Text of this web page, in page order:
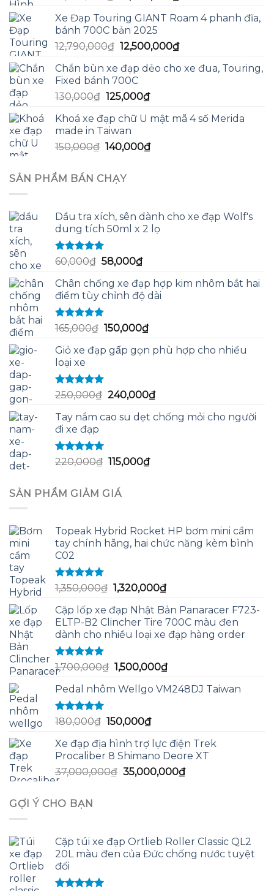
là:
13,590,000₫.
tại
13,200,000₫.
Xe Đạp Touring GIANT Roam 4 phanh đĩa,
bánh 700C bản 2025
12,790,000₫ Giá
là:
12,790,000₫.
12,500,000₫Giá
tại
Chắn bùn xe đạp dẻo cho xe đua, Touring,
Fixed bánh 700C
130,000₫ Giá
là:
130,000₫.
125,000₫Giá
tại
125,000₫.
Khoá xe đạp chữ U mật mã 4 số Merida
made in Taiwan
150,000₫ Giá
là:
150,000₫.
140,000₫Giá
SẢN PHẨM BÁN CHẠY
Dầu tra xích, sên dành cho xe đạp Wolf's
dung tích 50ml x 2 lọ
Được xếp
hạng
5.00
sao
60,000₫ Giá
là:
60,000₫.
58,000₫Giá
tại
là:
Chân chống xe đạp hợp kim nhôm bắt hai
điểm tùy chỉnh độ dài
Được xếp
hạng
5.005
sao
165,000₫ Giá
là:
150,000₫Giá
tại
Giỏ xe đạp gấp gọn phù hợp cho nhiều
loại xe
Được xếp
hạng
5
sao
250,000₫ Giá
là:
240,000₫Giá
tại
Tay nắm cao su dẹt chống mỏi cho người
đi xe đạp
Được xếp
hạng
5
220,000₫ Giá
là:
220,000₫.
115,000₫Giá
SẢN PHẨM GIẢM GIÁ
Topeak Hybrid Rocket HP bơm mini cầm
tay chính hãng, hai chức năng kèm bình
C02
Được xếp
hạng 5.00
sao
1,350,000₫ Giá
là:
1,350,000₫.
1,320,000₫Giá
tại
là:
1,320,000₫.
Cặp lốp xe đạp Nhật Bản Panaracer F723-
ELTP-B2 Clincher Tire 700C màu đen
dành cho nhiều loại xe đạp hàng order
Được xếp
hạng
5.00
sao
1,700,000₫ Giá
là:
1,500,000₫Giá
tại
Pedal nhôm Wellgo VM248DJ Taiwan
Được xếp
hạng
sao
180,000₫ Giá
là:
180,000₫.
150,000₫Giá
tại
là:
150,000₫.
Xe đạp địa hình trợ lực điện Trek
Procaliber 8 Shimano Deore XT
37,000,000₫ Giá
35,000,000₫Giá
GỢI Ý CHO BẠN
Cặp túi xe đạp Ortlieb Roller Classic QL2
20L màu đen của Đức chống nước tuyệt
đối